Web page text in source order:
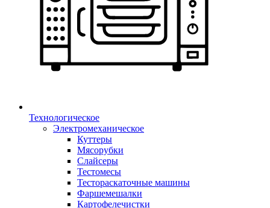
Технологическое
Электромеханическое
Куттеры
Мясорубки
Слайсеры
Тестомесы
Тестораскаточные машины
Фаршемешалки
Картофелечистки